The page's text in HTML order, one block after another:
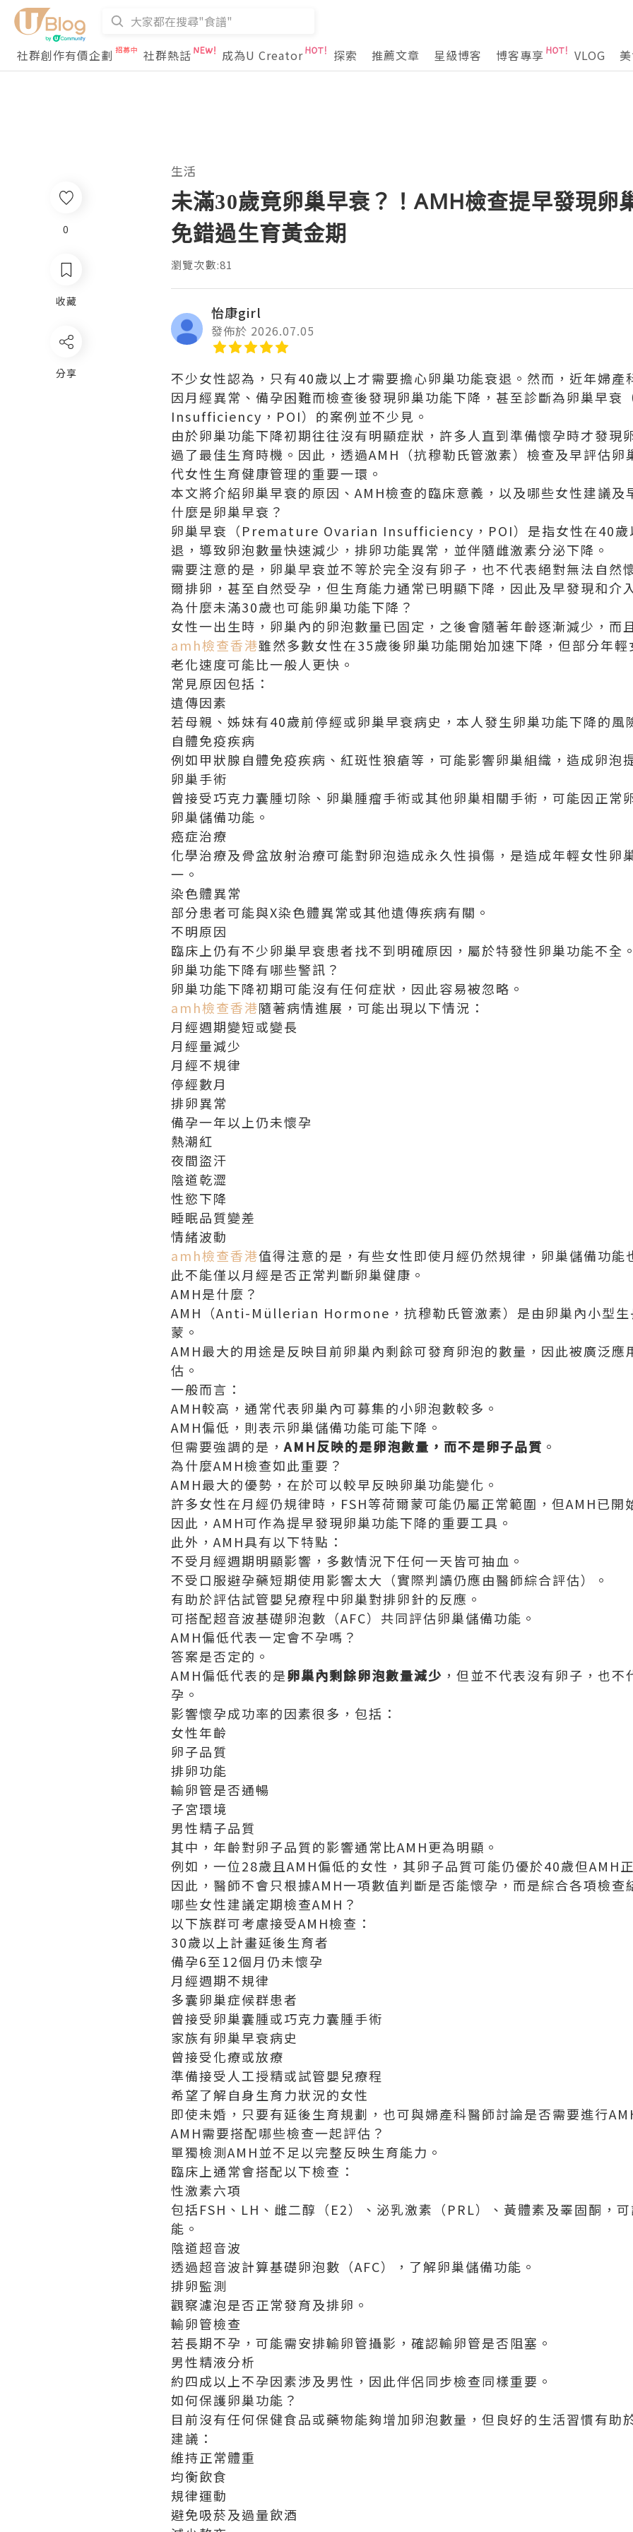
社群創作有價企劃
社群熱話 成為U Creator 探索 推薦文章 星級博客 博客專享 VLOG
0
收藏
分享
生活
未滿30歲竟卵巢早衰？！AMH檢查提早發現卵
免錯過生育黃金期
瀏覽次數:81
怡康girl
發佈於 2026.07.05
不少女性認為，只有40歲以上才需要擔心卵巢功能衰退。然而，近年婦產
因月經異常、備孕困難而檢查後發現卵巢功能下降，甚至診斷為卵巢早
Insufficiency，POI）的案例並不少見。
由於卵巢功能下降初期往往沒有明顯症狀，許多人直到準備懷孕時才發現
過了最佳生育時機。因此，透過AMH（抗穆勒氏管激素）檢查及早評估卵
代女性生育健康管理的重要一環。
本文將介紹卵巢早衰的原因、AMH檢查的臨床意義，以及哪些女性建議及
什麼是卵巢早衰？
卵巢早衰（Premature Ovarian Insufficiency，POI）是指女性在40歲
退，導致卵泡數量快速減少，排卵功能異常，並伴隨雌激素分泌下降。
需要注意的是，卵巢早衰並不等於完全沒有卵子，也不代表絕對無法自然
爾排卵，甚至自然受孕，但生育能力通常已明顯下降，因此及早發現和介
為什麼未滿30歲也可能卵巢功能下降？
女性一出生時，卵巢內的卵泡數量已固定，之後會隨著年齡逐漸減少，而
amh檢查香港雖然多數女性在35歲後卵巢功能開始加速下降，但部分年
老化速度可能比一般人更快。
常見原因包括：
遺傳因素
若母親、姊妹有40歲前停經或卵巢早衰病史，本人發生卵巢功能下降的風
自體免疫疾病
例如甲狀腺自體免疫疾病、紅斑性狼瘡等，可能影響卵巢組織，造成卵泡
卵巢手術
曾接受巧克力囊腫切除、卵巢腫瘤手術或其他卵巢相關手術，可能因正常
卵巢儲備功能。
癌症治療
化學治療及骨盆放射治療可能對卵泡造成永久性損傷，是造成年輕女性卵
一。
染色體異常
部分患者可能與X染色體異常或其他遺傳疾病有關。
不明原因
臨床上仍有不少卵巢早衰患者找不到明確原因，屬於特發性卵巢功能不全。
卵巢功能下降有哪些警訊？
卵巢功能下降初期可能沒有任何症狀，因此容易被忽略。
amh檢查香港隨著病情進展，可能出現以下情況：
月經週期變短或變長
月經量減少
月經不規律
停經數月
排卵異常
備孕一年以上仍未懷孕
熱潮紅
夜間盜汗
陰道乾澀
性慾下降
睡眠品質變差
情緒波動
amh檢查香港值得注意的是，有些女性即使月經仍然規律，卵巢儲備功能
此不能僅以月經是否正常判斷卵巢健康。
AMH是什麼？
AMH（Anti-Müllerian Hormone，抗穆勒氏管激素）是由卵巢內小型生
蒙。
AMH最大的用途是反映目前卵巢內剩餘可發育卵泡的數量，因此被廣泛應
估。
一般而言：
AMH較高，通常代表卵巢內可募集的小卵泡數較多。
AMH偏低，則表示卵巢儲備功能可能下降。
但需要強調的是，AMH反映的是卵泡數量，而不是卵子品質 。
為什麼AMH檢查如此重要？
AMH最大的優勢，在於可以較早反映卵巢功能變化。
許多女性在月經仍規律時，FSH等荷爾蒙可能仍屬正常範圍，但AMH已開
因此，AMH可作為提早發現卵巢功能下降的重要工具。
此外，AMH具有以下特點：
不受月經週期明顯影響，多數情況下任何一天皆可抽血。
不受口服避孕藥短期使用影響太大（實際判讀仍應由醫師綜合評估）。
有助於評估試管嬰兒療程中卵巢對排卵針的反應。
可搭配超音波基礎卵泡數（AFC）共同評估卵巢儲備功能。
AMH偏低代表一定會不孕嗎？
答案是否定的。
AMH偏低代表的是卵巢內剩餘卵泡數量減少 ，但並不代表沒有卵子，也不
孕。
影響懷孕成功率的因素很多，包括：
女性年齡
卵子品質
排卵功能
輸卵管是否通暢
子宮環境
男性精子品質
其中，年齡對卵子品質的影響通常比AMH更為明顯。
例如，一位28歲且AMH偏低的女性，其卵子品質可能仍優於40歲但AMH
因此，醫師不會只根據AMH一項數值判斷是否能懷孕，而是綜合各項檢查
哪些女性建議定期檢查AMH？
以下族群可考慮接受AMH檢查：
30歲以上計畫延後生育者
備孕6至12個月仍未懷孕
月經週期不規律
多囊卵巢症候群患者
曾接受卵巢囊腫或巧克力囊腫手術
家族有卵巢早衰病史
曾接受化療或放療
準備接受人工授精或試管嬰兒療程
希望了解自身生育力狀況的女性
即使未婚，只要有延後生育規劃，也可與婦產科醫師討論是否需要進行
AMH需要搭配哪些檢查一起評估？
單獨檢測AMH並不足以完整反映生育能力。
臨床上通常會搭配以下檢查：
性激素六項
包括FSH、LH、雌二醇（E2）、泌乳激素（PRL）、黃體素及睪固酮，
能。
陰道超音波
透過超音波計算基礎卵泡數（AFC），了解卵巢儲備功能。
排卵監測
觀察濾泡是否正常發育及排卵。
輸卵管檢查
若長期不孕，可能需安排輸卵管攝影，確認輸卵管是否阻塞。
男性精液分析
約四成以上不孕因素涉及男性，因此伴侶同步檢查同樣重要。
如何保護卵巢功能？
目前沒有任何保健食品或藥物能夠增加卵泡數量，但良好的生活習慣有助
建議：
維持正常體重
均衡飲食
規律運動
避免吸菸及過量飲酒